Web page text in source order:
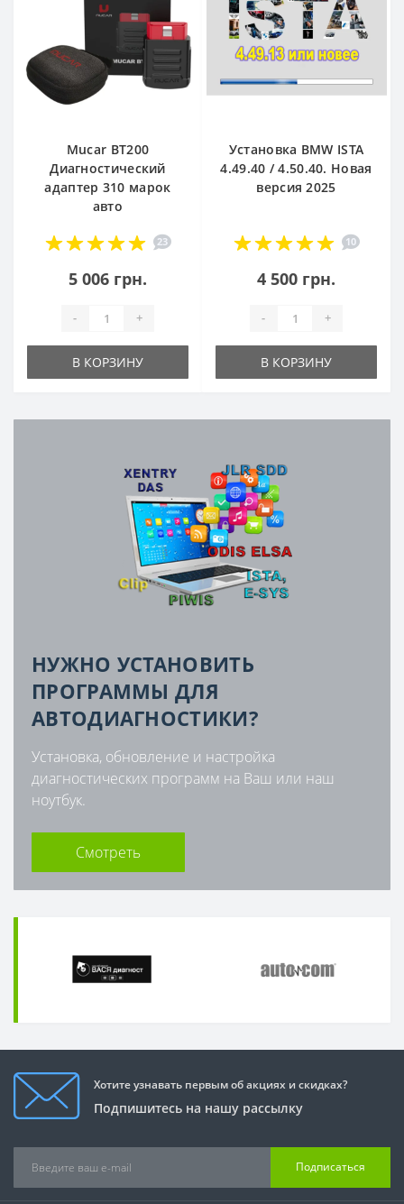
Mucar BT200
Диагностический
адаптер 310 марок
авто
23
5 006 грн.
- +
В КОРЗИНУ
Установка BMW ISTA
4.49.40 / 4.50.40. Новая
версия 2025
10
4 500 грн.
- +
В КОРЗИНУ
НУЖНО УСТАНОВИТЬ
ПРОГРАММЫ ДЛЯ
АВТОДИАГНОСТИКИ?
Установка, обновление и настройка
диагностических программ на Ваш или наш
ноутбук.
Смотреть
Хотите узнавать первым об акциях и скидках?
Подпишитесь на нашу рассылку
Подписаться